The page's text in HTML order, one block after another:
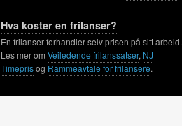
Hva koster en frilanser?
En frilanser forhandler selv prisen på sitt arbeid.
Les mer om Veiledende frilanssatser, NJ
Timeprisog Rammeavtale for frilansere.